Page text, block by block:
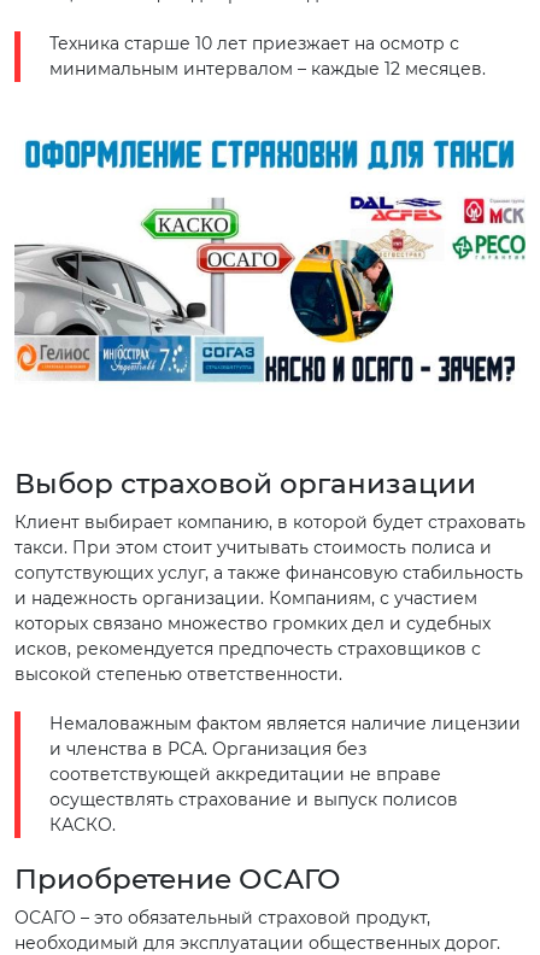
Техника старше 10 лет приезжает на осмотр с
минимальным интервалом – каждые 12 месяцев.
Выбор страховой организации
Клиент выбирает компанию, в которой будет страховать
такси. При этом стоит учитывать стоимость полиса и
сопутствующих услуг, а также финансовую стабильность
и надежность организации. Компаниям, с участием
которых связано множество громких дел и судебных
исков, рекомендуется предпочесть страховщиков с
высокой степенью ответственности.
Немаловажным фактом является наличие лицензии
и членства в РСА. Организация без
соответствующей аккредитации не вправе
осуществлять страхование и выпуск полисов
КАСКО.
Приобретение ОСАГО
ОСАГО – это обязательный страховой продукт,
необходимый для эксплуатации общественных дорог.